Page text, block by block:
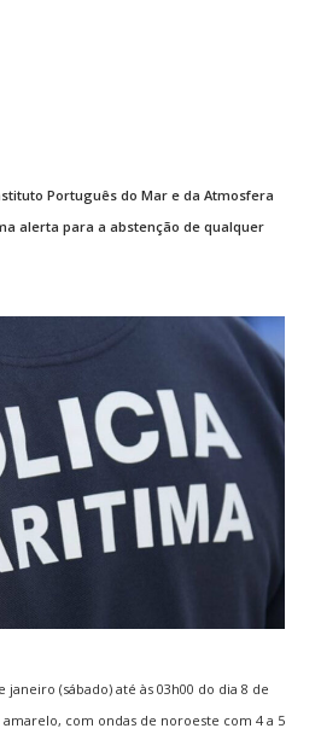
Português do Mar e da Atmosfera
alerta para a abstenção de qualquer
janeiro (sábado) até às 03h00 do dia 8 de
com ondas de noroeste com 4 a 5